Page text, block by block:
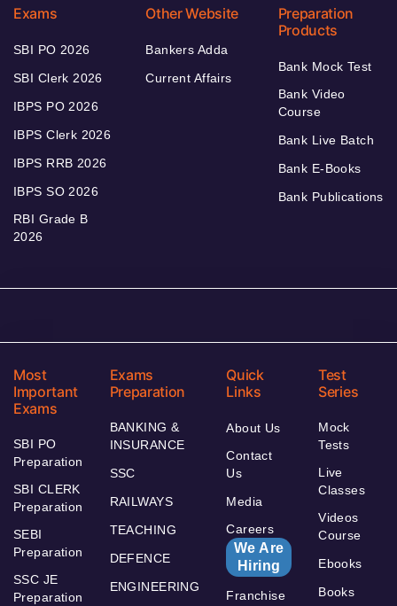
Exams
SBI PO 2026
SBI Clerk 2026
IBPS PO 2026
IBPS Clerk 2026
IBPS RRB 2026
IBPS SO 2026
RBI Grade B
2026
Other Website
Bankers Adda
Current Affairs
Preparation
Products
Bank Mock Test
Bank Video
Course
Bank Live Batch
Bank E-Books
Bank Publications
Most
Important
Exams
SBI PO
Preparation
SBI CLERK
Preparation
SEBI
Preparation
SSC JE
Preparation
Exams
Preparation
BANKING &
INSURANCE
SSC
RAILWAYS
TEACHING
DEFENCE
ENGINEERING
Quick
Links
About Us
Contact
Us
Media
Careers
We Are
Hiring
Franchise
Test
Series
Mock
Tests
Live
Classes
Videos
Course
Ebooks
Books